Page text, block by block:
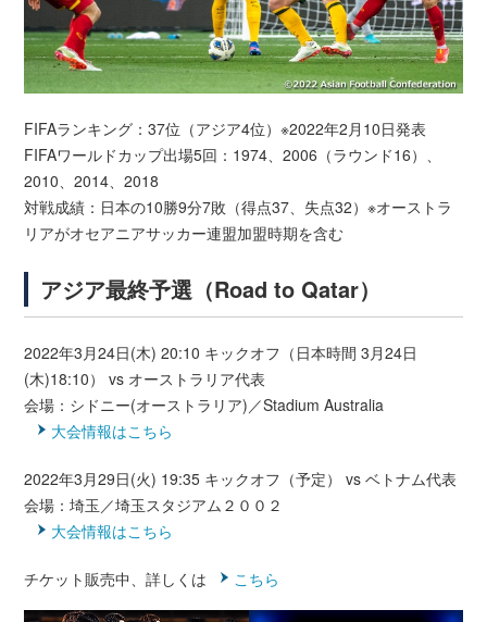
FIFAランキング：37位（アジア4位）※2022年2月10日発表
FIFAワールドカップ出場5回：1974、2006（ラウンド16）、
2010、2014、2018
対戦成績：日本の10勝9分7敗（得点37、失点32）※オーストラ
リアがオセアニアサッカー連盟加盟時期を含む
アジア最終予選（Road to Qatar）
2022年3月24日(木) 20:10 キックオフ（日本時間 3月24日
(木)18:10） vs オーストラリア代表
会場：シドニー(オーストラリア)／Stadium Australia
大会情報はこちら
2022年3月29日(火) 19:35 キックオフ（予定） vs ベトナム代表
会場：埼玉／埼玉スタジアム２００２
大会情報はこちら
チケット販売中、詳しくは こちら